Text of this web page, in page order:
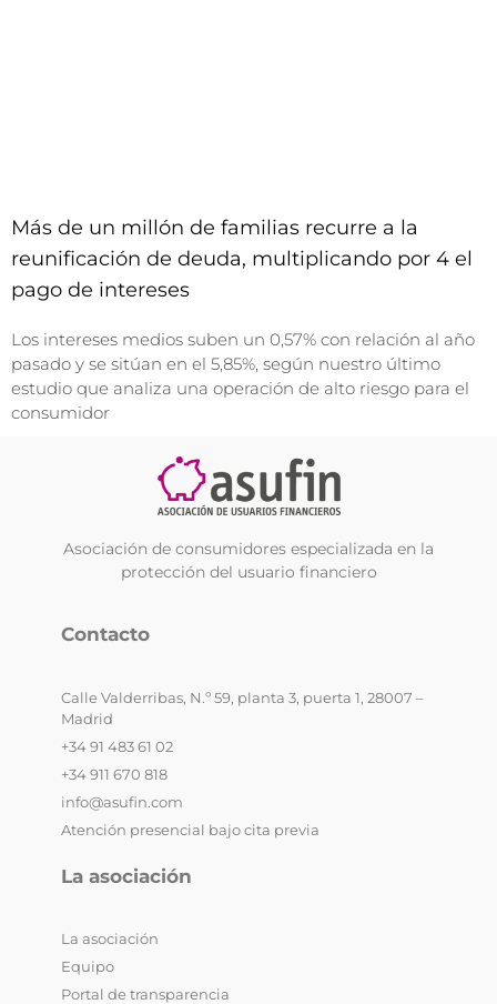
Más de un millón de familias recurre a la
reunificación de deuda, multiplicando por 4 el
pago de intereses
Los intereses medios suben un 0,57% con relación al año
pasado y se sitúan en el 5,85%, según nuestro último
estudio que analiza una operación de alto riesgo para el
consumidor
Asociación de consumidores especializada en la
protección del usuario financiero
Contacto
Calle Valderribas, N.º 59, planta 3, puerta 1, 28007 –
Madrid
+34 91 483 61 02
+34 911 670 818
info@asufin.com
Atención presencial bajo cita previa
La asociación
La asociación
Equipo
Portal de transparencia